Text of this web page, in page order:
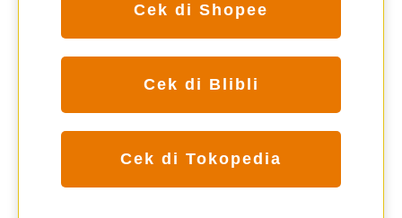
Cek di Shopee
Cek di Blibli
Cek di Tokopedia